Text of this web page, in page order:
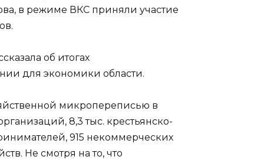
в режиме ВКС приняли участие
об итогах
для экономики области.
микропереписью в
8,3 тыс. крестьянско-
915 некоммерческих
Не смотря на то, что